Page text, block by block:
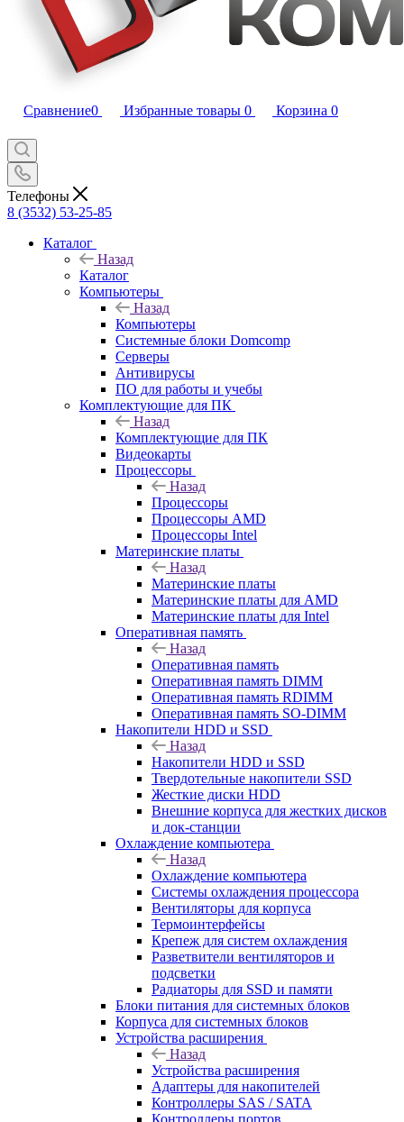
Сравнение0 Избранные товары 0 Корзина 0
Телефоны
8 (3532) 53-25-85
Каталог
Назад
Каталог
Компьютеры
Назад
Компьютеры
Системные блоки Domcomp
Серверы
Антивирусы
ПО для работы и учебы
Комплектующие для ПК
Назад
Комплектующие для ПК
Видеокарты
Процессоры
Назад
Процессоры
Процессоры AMD
Процессоры Intel
Материнские платы
Назад
Материнские платы
Материнские платы для AMD
Материнские платы для Intel
Оперативная память
Назад
Оперативная память
Оперативная память DIMM
Оперативная память RDIMM
Оперативная память SO-DIMM
Накопители HDD и SSD
Назад
Накопители HDD и SSD
Твердотельные накопители SSD
Жесткие диски HDD
Внешние корпуса для жестких дисков
и док-станции
Охлаждение компьютера
Назад
Охлаждение компьютера
Системы охлаждения процессора
Вентиляторы для корпуса
Термоинтерфейсы
Крепеж для систем охлаждения
Разветвители вентиляторов и
подсветки
Радиаторы для SSD и памяти
Блоки питания для системных блоков
Корпуса для системных блоков
Устройства расширения
Назад
Устройства расширения
Адаптеры для накопителей
Контроллеры SAS / SATA
Контроллеры портов